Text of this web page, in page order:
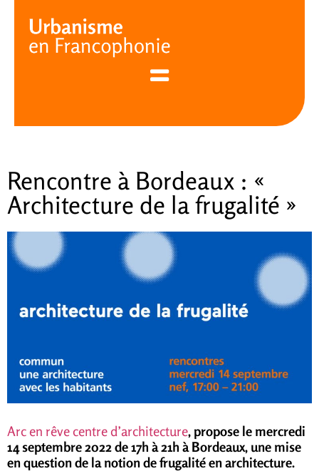
Rencontre à Bordeaux : «
Architecture de la frugalité »
Arc en rêve centre d’architecture, propose le mercredi
14 septembre 2022 de 17h à 21h à Bordeaux, une mise
en question de la notion de frugalité en architecture.